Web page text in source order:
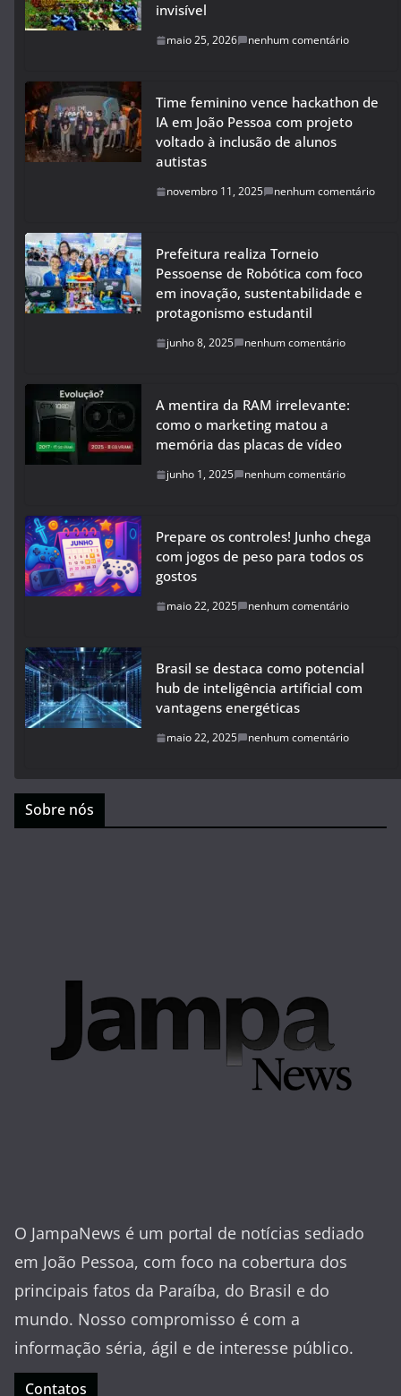
invisível
maio 25, 2026 nenhum comentário
Time feminino vence hackathon de
IA em João Pessoa com projeto
voltado à inclusão de alunos
autistas
novembro 11, 2025 nenhum comentário
Prefeitura realiza Torneio
Pessoense de Robótica com foco
em inovação, sustentabilidade e
protagonismo estudantil
junho 8, 2025 nenhum comentário
A mentira da RAM irrelevante:
como o marketing matou a
memória das placas de vídeo
junho 1, 2025 nenhum comentário
Prepare os controles! Junho chega
com jogos de peso para todos os
gostos
maio 22, 2025 nenhum comentário
Brasil se destaca como potencial
hub de inteligência artificial com
vantagens energéticas
maio 22, 2025 nenhum comentário
Sobre nós
O JampaNews é um portal de notícias sediado
em João Pessoa, com foco na cobertura dos
principais fatos da Paraíba, do Brasil e do
mundo. Nosso compromisso é com a
informação séria, ágil e de interesse público.
Contatos